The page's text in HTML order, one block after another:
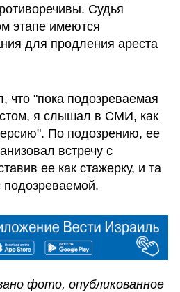
Судья
этапе имеются
для продления ареста
что "пока подозреваемая
я слышал в СМИ, как
По подозрению, ее
встречу с
ее как стажерку, и та
подозреваемой.
фото, опубликованное